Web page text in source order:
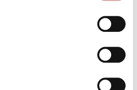
till min dotter på snart 10
tillräckligt mycket hår för att få till
fin rosa/beige ton!